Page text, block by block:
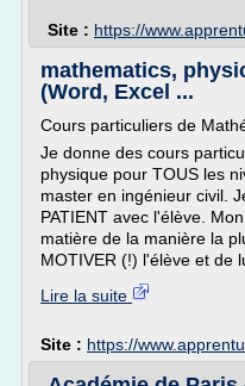
Site : https://
mathematics,
(Word, Excel ...
Cours particuliers de
Je donne des cours
physique pour TOUS les
master en ingénieur civil.
PATIENT avec l'élève.
matière de la manière la
MOTIVER (!) l'élève et de
Lire la suite
Site : https://